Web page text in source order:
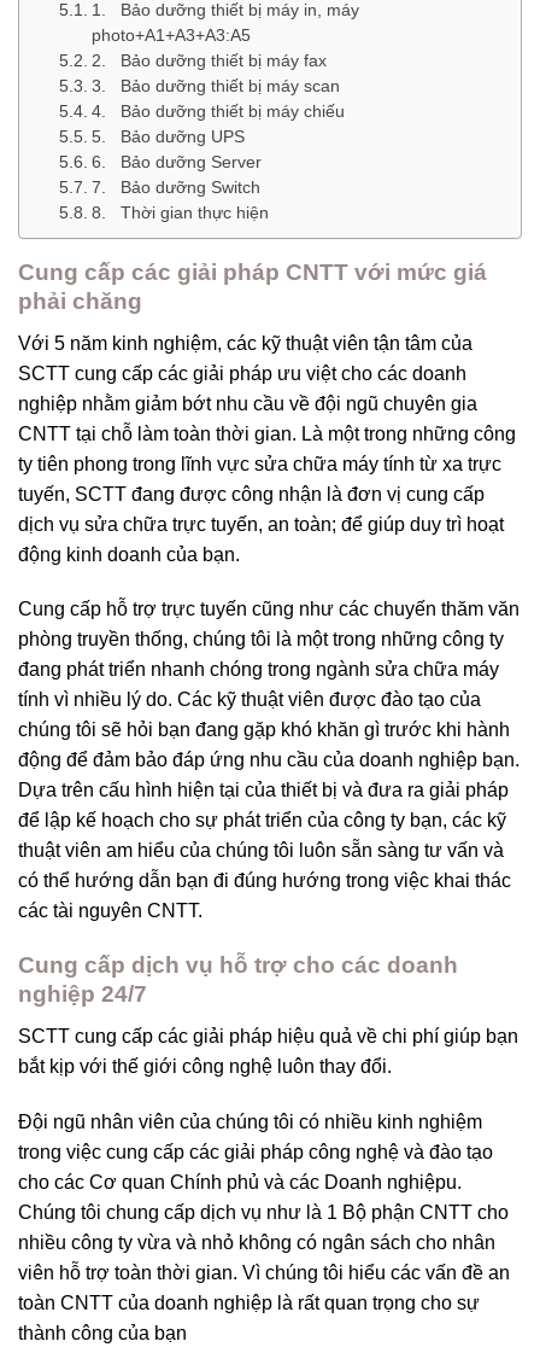
1. Bảo dưỡng thiết bị máy in, máy
photo+A1+A3+A3:A5
2. Bảo dưỡng thiết bị máy fax
3. Bảo dưỡng thiết bị máy scan
4. Bảo dưỡng thiết bị máy chiếu
5. Bảo dưỡng UPS
6. Bảo dưỡng Server
7. Bảo dưỡng Switch
8. Thời gian thực hiện
Cung cấp các giải pháp CNTT với mức giá
phải chăng
Với 5 năm kinh nghiệm, các kỹ thuật viên tận tâm của
SCTT cung cấp các giải pháp ưu việt cho các doanh
nghiệp nhằm giảm bớt nhu cầu về đội ngũ chuyên gia
CNTT tại chỗ làm toàn thời gian. Là một trong những công
ty tiên phong trong lĩnh vực sửa chữa máy tính từ xa trực
tuyến, SCTT đang được công nhận là đơn vị cung cấp
dịch vụ sửa chữa trực tuyến, an toàn; để giúp duy trì hoạt
động kinh doanh của bạn.
Cung cấp hỗ trợ trực tuyến cũng như các chuyến thăm văn
phòng truyền thống, chúng tôi là một trong những công ty
đang phát triển nhanh chóng trong ngành sửa chữa máy
tính vì nhiều lý do. Các kỹ thuật viên được đào tạo của
chúng tôi sẽ hỏi bạn đang gặp khó khăn gì trước khi hành
động để đảm bảo đáp ứng nhu cầu của doanh nghiệp bạn.
Dựa trên cấu hình hiện tại của thiết bị và đưa ra giải pháp
để lập kế hoạch cho sự phát triển của công ty bạn, các kỹ
thuật viên am hiểu của chúng tôi luôn sẵn sàng tư vấn và
có thể hướng dẫn bạn đi đúng hướng trong việc khai thác
các tài nguyên CNTT.
Cung cấp dịch vụ hỗ trợ cho các doanh
nghiệp 24/7
SCTT cung cấp các giải pháp hiệu quả về chi phí giúp bạn
bắt kịp với thế giới công nghệ luôn thay đổi.
Đội ngũ nhân viên của chúng tôi có nhiều kinh nghiệm
trong việc cung cấp các giải pháp công nghệ và đào tạo
cho các Cơ quan Chính phủ và các Doanh nghiệpu.
Chúng tôi chung cấp dịch vụ như là 1 Bộ phận CNTT cho
nhiều công ty vừa và nhỏ không có ngân sách cho nhân
viên hỗ trợ toàn thời gian. Vì chúng tôi hiểu các vấn đề an
toàn CNTT của doanh nghiệp là rất quan trọng cho sự
thành công của bạn